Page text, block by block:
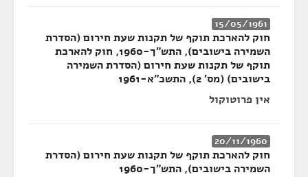
15/05/1961
חוק להארכת תוקף של תקנות שעת חירום (הסדרת
השמירה בישובים), התש"ך-1960, חוק להארכת
תוקף של תקנות שעת חירום (הסדרת השמירה
בישובים) (מס' 2), התשכ"א-1961
אין פרוטוקול
20/11/1960
חוק להארכת תוקף של תקנות שעת חירום (הסדרת
השמירה בישובים), התש"ך-1960